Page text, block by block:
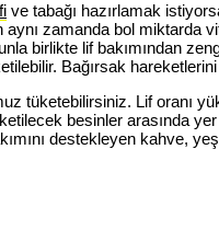
ve tabağı hazırlamak
aynı zamanda bol miktarda
birlikte lif bakımından
Bağırsak
tüketebilirsiniz. Lif oranı
besinler arasında
destekleyen kahve,